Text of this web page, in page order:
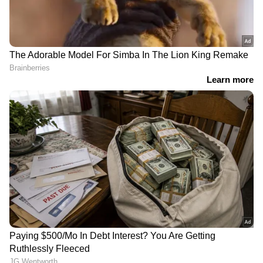
എവിടെയും വിശ്വസനീയമായ വാർത്തകൾ
ലഭിക്കാൻAsianet News Malayalam
RECOMMENDED STORIES